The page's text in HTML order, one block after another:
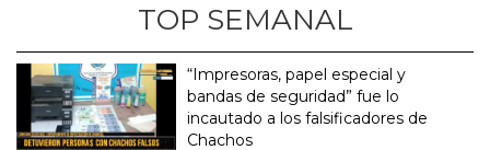
TOP SEMANAL
“Impresoras, papel especial y
bandas de seguridad” fue lo
incautado a los falsificadores de
Chachos